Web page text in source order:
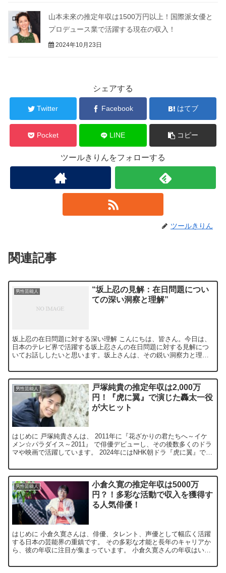
山本未來の推定年収は1500万円以上！国際派女優と
プロデュース業で活躍する現在の収入！
2024年10月23日
シェアする
Twitter Facebook はてブ
Pocket LINE コピー
ツールきりんをフォローする
ツールきりん
関連記事
男性芸能人
“坂上忍の見解：在日問題につい
ての深い洞察と理解”
坂上忍の在日問題に対する深い理解 こんにちは、皆さん。今日は、
日本のテレビ界で活躍する坂上忍さんの在日問題に対する見解につ
いてお話ししたいと思います。坂上さんは、その鋭い洞察力と理解
男性芸能人
戸塚純貴の推定年収は2,000万
円！『虎に翼』で演じた轟太一役
が大ヒット
はじめに 戸塚純貴さんは、 2011年に『花ざかりの君たちへ～イケ
メン☆パラダイス～2011』 で俳優デビューし、その後数多くのドラ
マや映画で活躍しています。 2024年にはNHK朝ドラ『虎に翼』での
男性芸能人
小倉久寛の推定年収は5000万
円？！多彩な活動で収入を獲得す
る人気俳優！
はじめに 小倉久寛さんは、俳優、タレント、声優として幅広く活躍
する日本の芸能界の重鎮です。 その多彩な才能と長年のキャリアか
ら、彼の年収に注目が集まっています。 小倉久寛さんの年収はいく